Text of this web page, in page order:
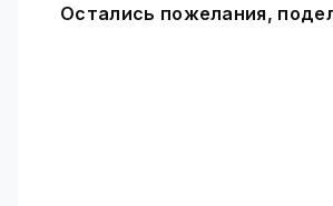
Остались пожелания,